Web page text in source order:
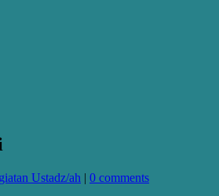
Ustadz/ah | 0 comments